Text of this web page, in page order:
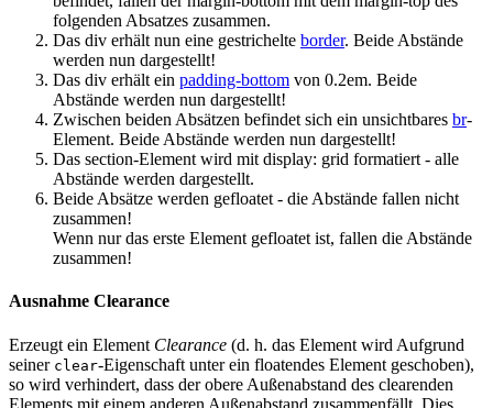
folgenden Absatzes zusammen.
Das div erhält nun eine gestrichelte border. Beide Abstände
werden nun dargestellt!
Das div erhält ein padding-bottom von 0.2em. Beide
Abstände werden nun dargestellt!
Zwischen beiden Absätzen befindet sich ein unsichtbares br-
Element. Beide Abstände werden nun dargestellt!
Das section-Element wird mit display: grid formatiert - alle
Abstände werden dargestellt.
Beide Absätze werden gefloatet - die Abstände fallen nicht
zusammen!
Wenn nur das erste Element gefloatet ist, fallen die Abstände
zusammen!
Ausnahme Clearance
Erzeugt ein Element Clearance (d. h. das Element wird Aufgrund
seiner clear-Eigenschaft unter ein floatendes Element geschoben),
so wird verhindert, dass der obere Außenabstand des clearenden
Elements mit einem anderen Außenabstand zusammenfällt. Dies